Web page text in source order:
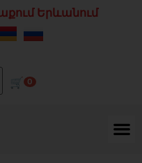
Երևանում
🛒 0